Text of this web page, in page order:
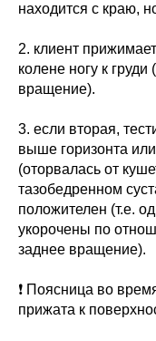
находится с краю,
2. клиент
колене ногу к
вращение).
3. если вторая,
выше горизонта
(оторвалась от
тазобедренном
положителен (т.е.
укорочены по
заднее вращение).
❗ Поясница во
прижата к